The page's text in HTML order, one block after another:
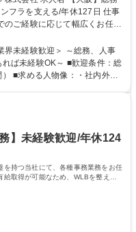
ラを支える/年休127日 仕事
のご経験に応じて幅広くお任せ
本的には事務所勤務ですが、
への日帰り・宿泊を伴う国内
お互いに助け合いながら、総
界未経験歓迎＞ ～総務、人事
ば未経験OK～ ■歓迎条件：総
外の
】未経験歓迎/年休124
を持つ当社にて、各種事務業務をお任
取得が可能なため、WLBを整えた